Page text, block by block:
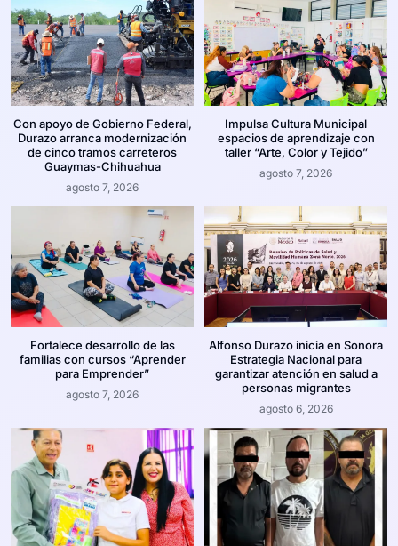
Con apoyo de Gobierno Federal,
Durazo arranca modernización
de cinco tramos carreteros
Guaymas-Chihuahua
agosto 7, 2026
Impulsa Cultura Municipal
espacios de aprendizaje con
taller “Arte, Color y Tejido”
agosto 7, 2026
Fortalece desarrollo de las
familias con cursos “Aprender
para Emprender”
agosto 7, 2026
Alfonso Durazo inicia en Sonora
Estrategia Nacional para
garantizar atención en salud a
personas migrantes
agosto 6, 2026